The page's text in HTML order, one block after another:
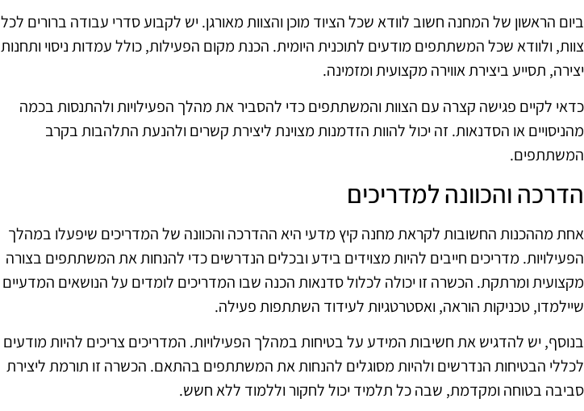
ביום הראשון של המחנה חשוב לוודא שכל הציוד מוכן והצוות מאורגן. יש לקבוע סדרי עבודה ברורים לכל
צוות, ולוודא שכל המשתתפים מודעים לתוכנית היומית. הכנת מקום הפעילות, כולל עמדות ניסוי ותחנות
יצירה, תסייע ביצירת אווירה מקצועית ומזמינה.
כדאי לקיים פגישה קצרה עם הצוות והמשתתפים כדי להסביר את מהלך הפעילויות ולהתנסות בכמה
מהניסויים או הסדנאות. זה יכול להוות הזדמנות מצוינת ליצירת קשרים ולהנעת התלהבות בקרב
המשתתפים.
הדרכה והכוונה למדריכים
אחת מההכנות החשובות לקראת מחנה קיץ מדעי היא ההדרכה והכוונה של המדריכים שיפעלו במהלך
הפעילויות. מדריכים חייבים להיות מצוידים בידע ובכלים הנדרשים כדי להנחות את המשתתפים בצורה
מקצועית ומרתקת. הכשרה זו יכולה לכלול סדנאות הכנה שבו המדריכים לומדים על הנושאים המדעיים
שיילמדו, טכניקות הוראה, ואסטרטגיות לעידוד השתתפות פעילה.
בנוסף, יש להדגיש את חשיבות המידע על בטיחות במהלך הפעילויות. המדריכים צריכים להיות מודעים
לכללי הבטיחות הנדרשים ולהיות מסוגלים להנחות את המשתתפים בהתאם. הכשרה זו תורמת ליצירת
סביבה בטוחה ומקדמת, שבה כל תלמיד יכול לחקור וללמוד ללא חשש.